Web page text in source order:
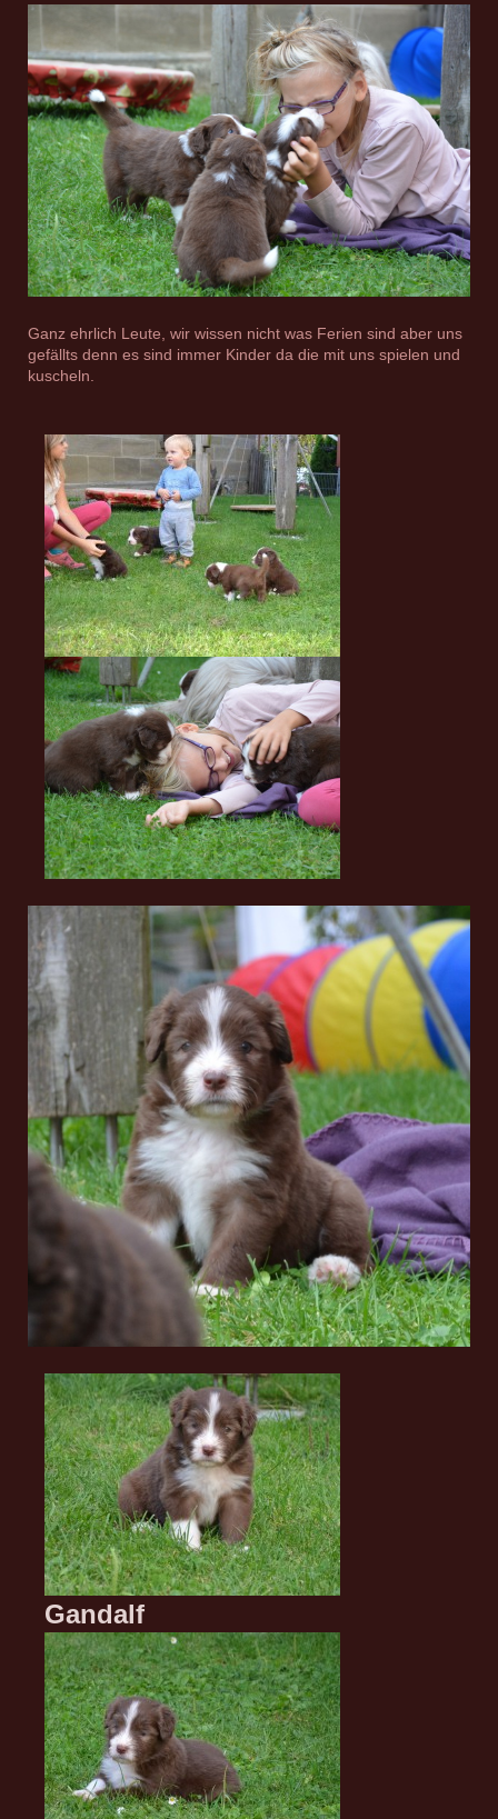
Ganz ehrlich Leute, wir wissen nicht was Ferien sind aber uns
gefällts denn es sind immer Kinder da die mit uns spielen und
kuscheln.
Gandalf